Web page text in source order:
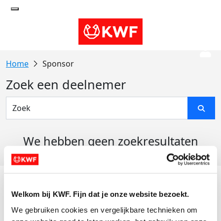
Welkom bij KWF. Fijn dat je onze website bezoekt.
We gebruiken cookies en vergelijkbare technieken om
Sponsor
Zoek een deelnemer
We hebben geen zoekresultaten
Actiematerialen
Evenementen